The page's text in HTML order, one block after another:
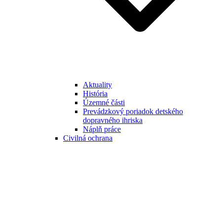
Aktuality
História
Územné části
Prevádzkový poriadok detského
dopravného ihriska
Náplň práce
Civilná ochrana